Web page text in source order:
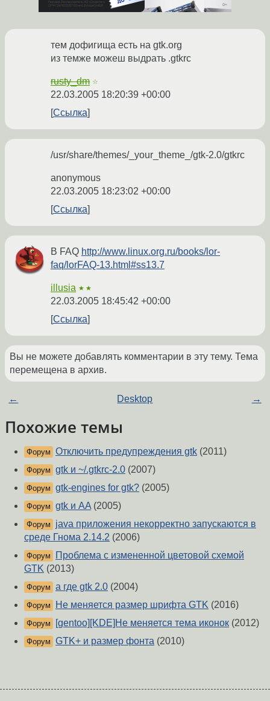
тем дофигища есть на gtk.org
из темже можеш выдрать .gtkrc
rusty_dm ☆
22.03.2005 18:20:39 +00:00
Ссылка
/usr/share/themes/_your_theme_/gtk-2.0/gtkrc
anonymous
22.03.2005 18:23:02 +00:00
Ссылка
В FAQ http://www.linux.org.ru/books/lor-
faq/lorFAQ-13.html#ss13.7
illusia ★★
22.03.2005 18:45:42 +00:00
Ссылка
Вы не можете добавлять комментарии в эту тему. Тема
перемещена в архив.
← Desktop →
Похожие темы
Форум Отключить предупреждения gtk (2011)
Форум gtk и ~/.gtkrc-2.0 (2007)
Форум gtk-engines for gtk? (2005)
Форум gtk и AA (2005)
Форум
java приложения некорректно запускаются в
среде Гнома 2.14.2 (2006)
Форум
Проблема с измененной цветовой схемой
GTK (2013)
Форум а где gtk 2.0 (2004)
Форум Не меняется размер шрифта GTK (2016)
Форум [gentoo][KDE]Не меняется тема иконок (2012)
Форум GTK+ и размер фонта (2010)